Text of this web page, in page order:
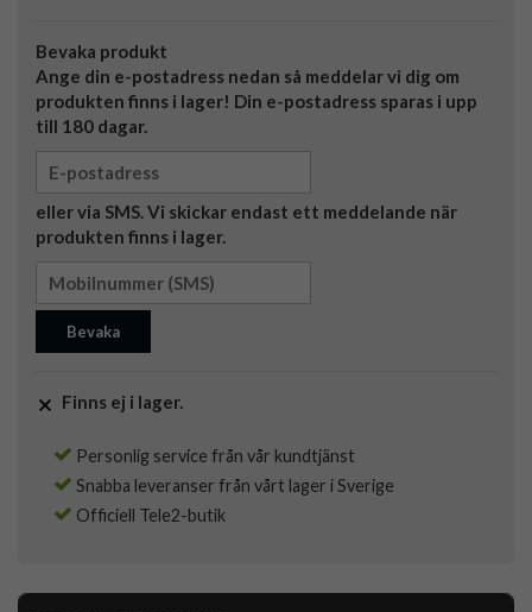
Bevaka produkt
Ange din e-postadress nedan så meddelar vi dig om
produkten finns i lager! Din e-postadress sparas i upp
till 180 dagar.
eller via SMS. Vi skickar endast ett meddelande när
produkten finns i lager.
Bevaka
Finns ej i lager.
Personlig service från vår kundtjänst
Snabba leveranser från vårt lager i Sverige
Officiell Tele2-butik